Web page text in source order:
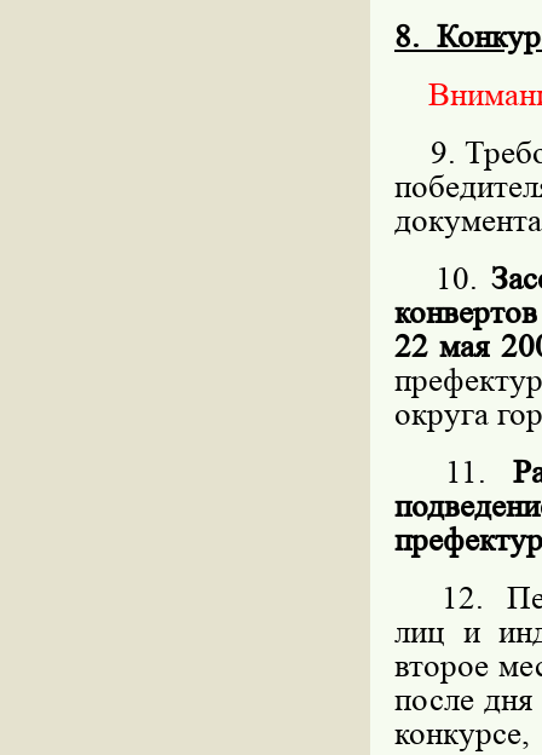
8.
9.
10.
22 мая
округа
11.
12.
лиц и
второе
после дня